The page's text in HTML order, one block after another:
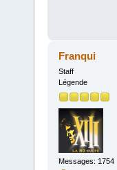
Franqui
Staff
Légende
Messages: 1754